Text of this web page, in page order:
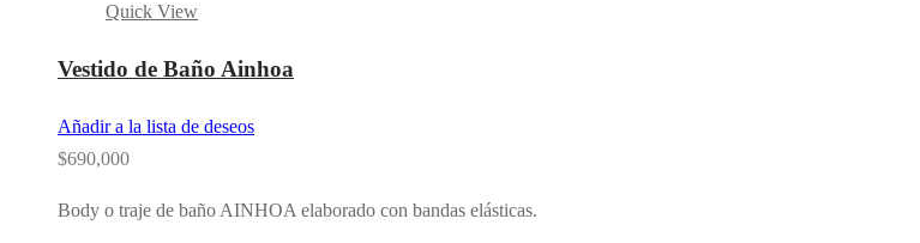
Quick View
Vestido de Baño Ainhoa
Añadir a la lista de deseos
$690,000
Body o traje de baño AINHOA elaborado con bandas elásticas.